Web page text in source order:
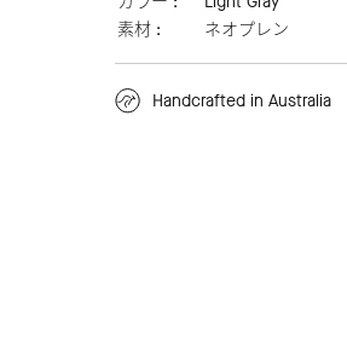
素材 :
ネオプレン
Handcrafted in Australia